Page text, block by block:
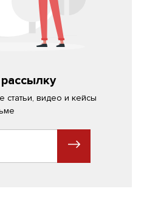
статьи, видео и кейсы